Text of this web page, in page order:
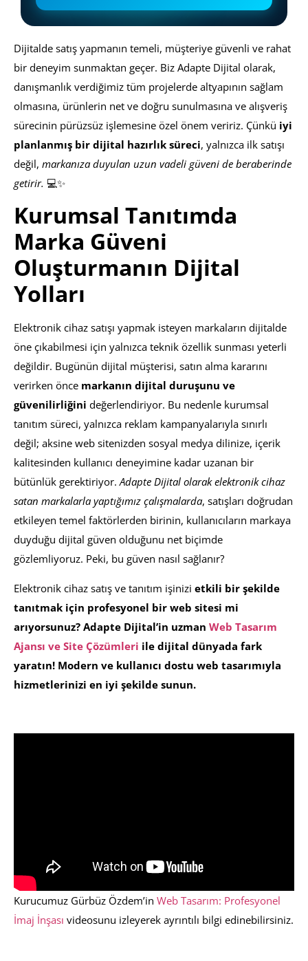
Dijitalde satış yapmanın temeli, müşteriye güvenli ve rahat
bir deneyim sunmaktan geçer. Biz Adapte Dijital olarak,
danışmanlık verdiğimiz tüm projelerde altyapının sağlam
olmasına, ürünlerin net ve doğru sunulmasına ve alışveriş
sürecinin pürüzsüz işlemesine özel önem veririz. Çünkü iyi
planlanmış bir dijital hazırlık süreci, yalnızca ilk satışı
değil, markanıza duyulan uzun vadeli güveni de beraberinde
getirir. 💻✨
Kurumsal Tanıtımda
Marka Güveni
Oluşturmanın Dijital
Yolları
Elektronik cihaz satışı yapmak isteyen markaların dijitalde
öne çıkabilmesi için yalnızca teknik özellik sunması yeterli
değildir. Bugünün dijital müşterisi, satın alma kararını
verirken önce markanın dijital duruşunu ve
güvenilirliğini değerlendiriyor. Bu nedenle kurumsal
tanıtım süreci, yalnızca reklam kampanyalarıyla sınırlı
değil; aksine web sitenizden sosyal medya dilinize, içerik
kalitesinden kullanıcı deneyimine kadar uzanan bir
bütünlük gerektiriyor.Adapte Dijital olarak elektronik cihaz
satan markalarla yaptığımız çalışmalarda, satışları doğrudan
etkileyen temel faktörlerden birinin, kullanıcıların markaya
duyduğu dijital güven olduğunu net biçimde
gözlemliyoruz. Peki, bu güven nasıl sağlanır?
Elektronik cihaz satış ve tanıtım işinizi etkili bir şekilde
tanıtmak için profesyonel bir web sitesi mi
arıyorsunuz? Adapte Dijital’in uzman Web Tasarım
Ajansı ve Site Çözümleri ile dijital dünyada fark
yaratın! Modern ve kullanıcı dostu web tasarımıyla
hizmetlerinizi en iyi şekilde sunun.
Kurucumuz Gürbüz Özdem’in Web Tasarım: Profesyonel
İmaj İnşası videosunu izleyerek ayrıntılı bilgi edinebilirsiniz.